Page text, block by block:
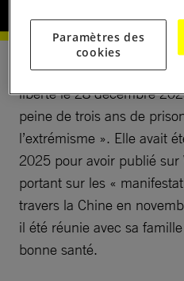
Kamile Wayit, étudiante
liberté le 28 décembre
peine de trois ans de
l’extrémisme ». Elle avait
2025 pour avoir publié sur
portant sur les «
travers la Chine en
il été réunie avec sa
bonne santé.
Paramètres des
cookies